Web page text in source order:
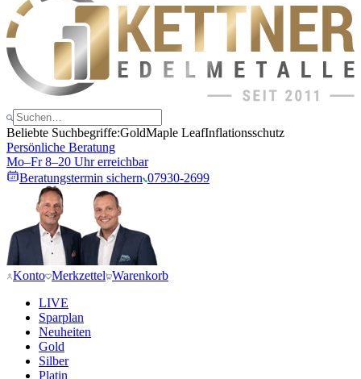
Beliebte Suchbegriffe:GoldMaple LeafInflationsschutz
Persönliche Beratung
Mo–Fr 8–20 Uhr erreichbar
Beratungstermin sichern 07930-2699
Konto Merkzettel Warenkorb
LIVE
Sparplan
Neuheiten
Gold
Silber
Platin